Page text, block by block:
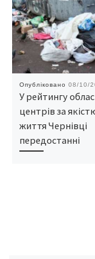
Опубліковано 08/10/
У рейтингу
центрів за
життя Чернівці
передостанні